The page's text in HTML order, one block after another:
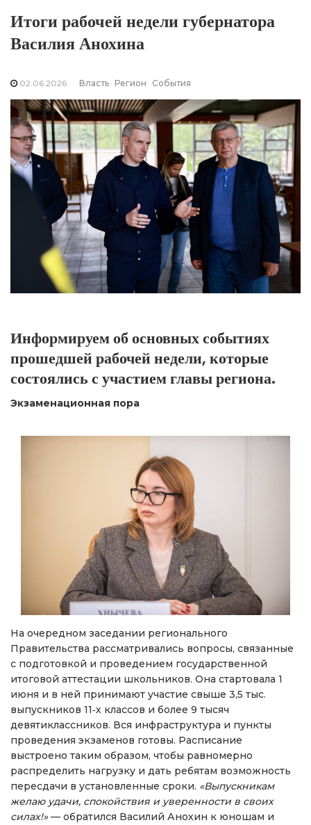
Итоги рабочей недели губернатора
Василия Анохина
02.06.2026 Власть Регион События
Информируем об основных событиях
прошедшей рабочей недели, которые
состоялись с участием главы региона.
Экзаменационная пора
На очередном заседании регионального
Правительства рассматривались вопросы, связанные
с подготовкой и проведением государственной
итоговой аттестации школьников. Она стартовала 1
июня и в ней принимают участие свыше 3,5 тыс.
выпускников 11‑х классов и более 9 тысяч
девятиклассников. Вся инфраструктура и пункты
проведения экзаменов готовы. Расписание
выстроено таким образом, чтобы равномерно
распределить нагрузку и дать ребятам возможность
пересдачи в установленные сроки. «Выпускникам
желаю удачи, спокойствия и уверенности в своих
силах!»— обратился Василий Анохин к юношам и